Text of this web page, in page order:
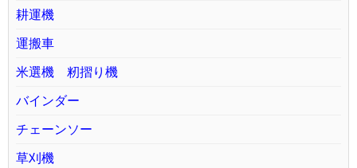
耕運機
運搬車
米選機 籾摺り機
バインダー
チェーンソー
草刈機